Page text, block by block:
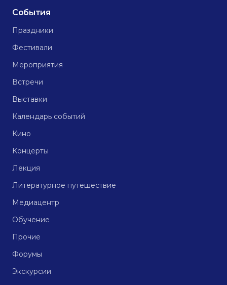
События
Праздники
Фестивали
Мероприятия
Встречи
Выставки
Календарь событий
Кино
Концерты
Лекция
Литературное путешествие
Медиацентр
Обучение
Прочие
Форумы
Экскурсии